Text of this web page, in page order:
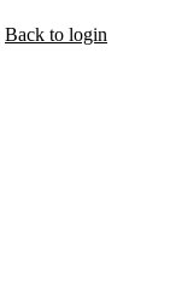
Back to login